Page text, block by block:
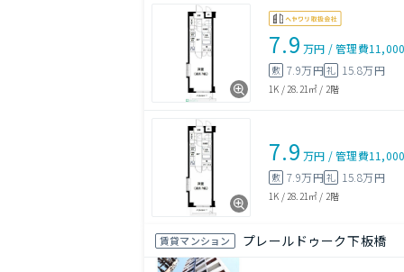
7.9 万円 /管理費
敷 7.9万円礼 15.8万円
1K /28.21㎡ / 2階
7.9 万円 /管理費
敷 7.9万円礼 15.8万円
1K / 28.21㎡ / 2階
賃貸マンション プレールドゥーク下板橋